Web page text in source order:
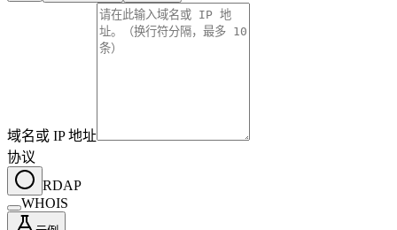
域名或 IP 地址
协议
RDAP
WHOIS